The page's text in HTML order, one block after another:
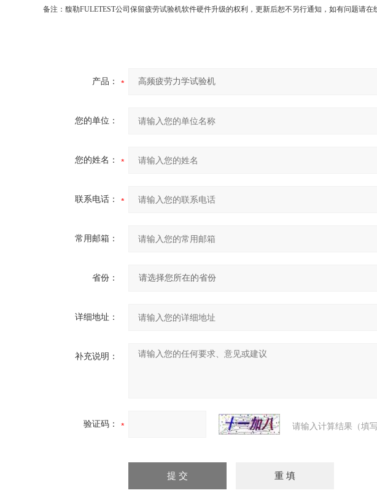
备注：馥勒FULETEST公司保留疲劳试验机软件硬件升级的权利，更新后恕不另行通知，如有问题请在
产品：
您的单位：
您的姓名：
联系电话：
常用邮箱：
省份：
详细地址：
补充说明：
验证码： 请输入计算结果（填